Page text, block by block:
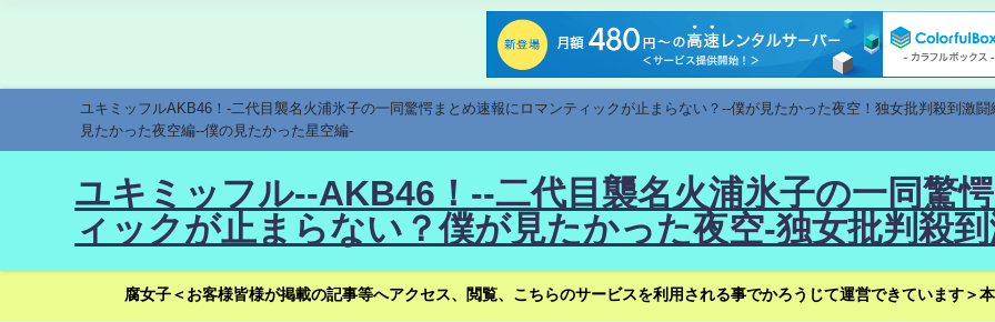
ユキミッフルAKB46！-二代目襲名火浦氷子の一同驚愕まとめ速報にロマンティックが止まらない？--僕が見たかった夜空！独女批判殺到激
見たかった夜空編--僕の見たかった星空編-
ユキミッフル--AKB46！--二代目襲名火浦氷子の一同驚
ィックが止まらない？僕が見たかった夜空-独女批判殺
腐女子＜お客様皆様が掲載の記事等へアクセス、閲覧、こちらのサービスを利用される事でかろうじて運営できています＞